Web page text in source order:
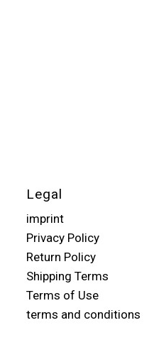
Legal
imprint
Privacy Policy
Return Policy
Shipping Terms
Terms of Use
terms and conditions